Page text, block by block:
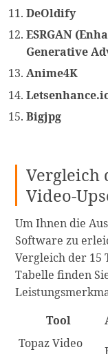
DeOldify
ESRGAN
Generative
Anime4K
Bigjpg
Vergleich
Video-
Um Ihnen die
Software zu
Vergleich der 15
Tabelle finden
Tool
Topaz Video